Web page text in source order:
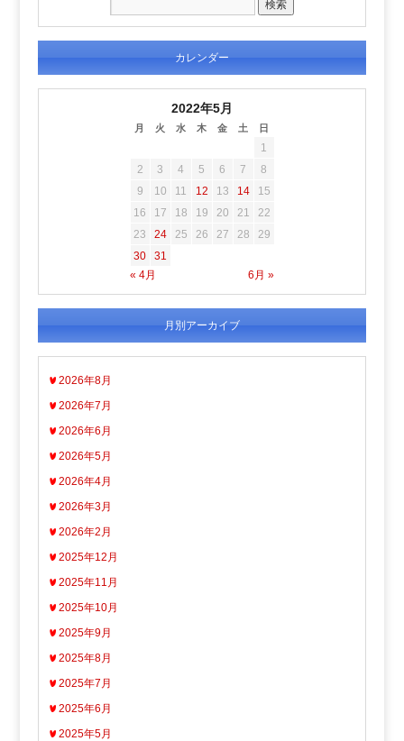
カレンダー
2022年5月
月 火 水 木 金 土 日
« 4月 6月 »
1
2
3 4 5 6 7
8
9
10 11 12 13 14
15
16
17 18 19 20 21
22
23
24 25 26 27 28
29
30
31
月別アーカイブ
2026年8月
2026年7月
2026年6月
2026年5月
2026年4月
2026年3月
2026年2月
2025年12月
2025年11月
2025年10月
2025年9月
2025年8月
2025年7月
2025年6月
2025年5月